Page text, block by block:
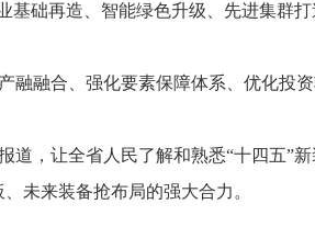
基础再造、 智能绿色升级、 先进集群打
融融合、 强化要素保障体系、 优化投资
道， 让全省人民了解和熟悉“十四五”新
未来装备抢布局的强大合力。